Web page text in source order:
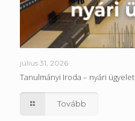
július 31, 2026
Tanulmányi Iroda – nyári ügyelet
Tovább